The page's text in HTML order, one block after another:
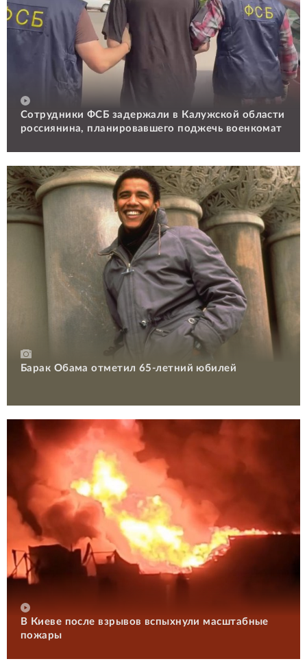
Сотрудники ФСБ задержали в Калужской области
россиянина, планировавшего поджечь военкомат
Барак Обама отметил 65-летний юбилей
В Киеве после взрывов вспыхнули масштабные
пожары